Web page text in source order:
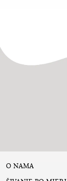
O NAMA